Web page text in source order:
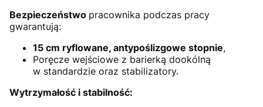
Bezpieczeństwo pracownika podczas pracy
gwarantują:
15 cm ryflowane, antypoślizgowe stopnie,
Poręcze wejściowe z barierką dookólną
w standardzie oraz stabilizatory.
Wytrzymałość i stabilność: